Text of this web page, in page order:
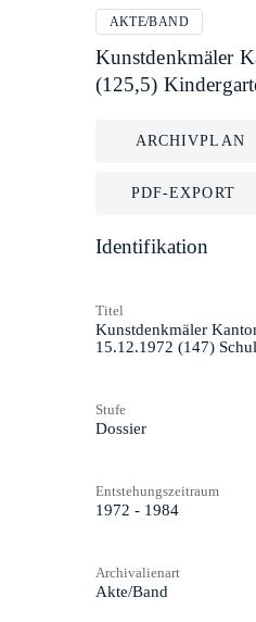
AKTE/BAND
Kunstdenkmäler
(125,5)
ARCHIVPLAN
PDF-EXPORT
Identifikation
Titel
Kunstdenkmäler
15.12.1972 (147)
Stufe
Dossier
Entstehungszeitraum
1972 - 1984
Archivalienart
Akte/Band